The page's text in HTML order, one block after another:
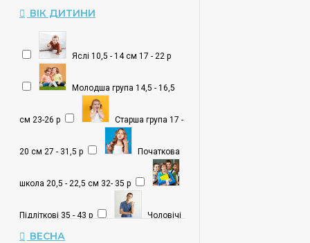
ВІК ДИТИНИ
Яслі 10,5 - 14 см 17 - 22 р
Молодша група 14,5 - 16,5
см 23-26 р Старша група 17 -
20 см 27 - 31,5 р Початкова
школа 20,5 - 22,5 см 32- 35 р
Підліткові 35 - 43 р
Чоловічі
ВЕСНА